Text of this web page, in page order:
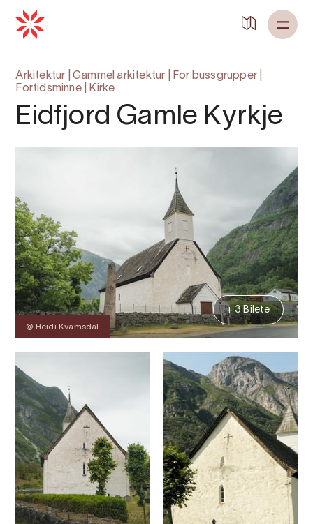
Arkitektur Gammel arkitektur For bussgrupper
Fortidsminne| Kirke
Eidfjord Gamle Kyrkje
@ Heidi Kvamsdal
+ 3 Bilete